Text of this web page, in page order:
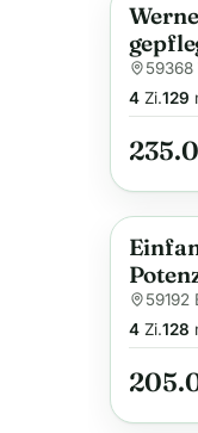
Anzeige
sucht
59368
4Zi.129
Anzeige
59192
4Zi.128